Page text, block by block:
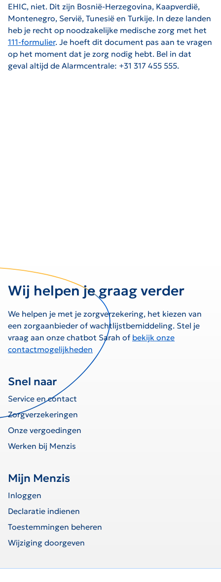
EHIC, niet. Dit zijn Bosnië-Herzegovina, Kaapverdië,
Montenegro, Servië, Tunesië en Turkije. In deze landen
heb je recht op noodzakelijke medische zorg met het
111-formulier. Je hoeft dit document pas aan te vragen
op het moment dat je zorg nodig hebt. Bel in dat
geval altijd de Alarmcentrale: +31 317 455 555.
Wij helpen je graag verder
We helpen je met je zorgverzekering, het kiezen van
een zorgaanbieder of wachtlijstbemiddeling. Stel je
vraag aan onze chatbot Sarah of bekijk onze
contactmogelijkheden
Snel naar
Service en contact
Zorgverzekeringen
Onze vergoedingen
Werken bij Menzis
Mijn Menzis
Inloggen
Declaratie indienen
Toestemmingen beheren
Wijziging doorgeven